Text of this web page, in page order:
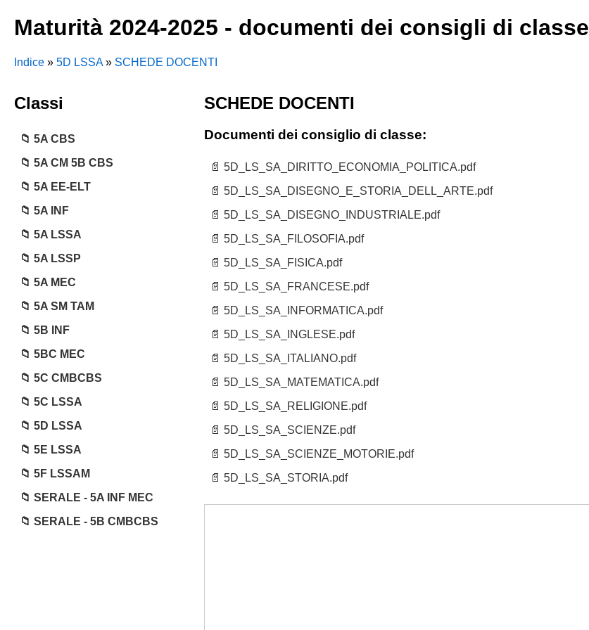
Maturità 2024-2025 - documenti dei consigli di classe
Indice » 5D LSSA» SCHEDE DOCENTI
Classi
5A CBS
5A CM 5B CBS
5A EE-ELT
5A INF
5A LSSA
5A LSSP
5A MEC
5A SM TAM
5B INF
5BC MEC
5C CMBCBS
5C LSSA
5D LSSA
5E LSSA
5F LSSAM
SERALE - 5A INF MEC
SERALE - 5B CMBCBS
SCHEDE DOCENTI
Documenti dei consiglio di classe:
5D_LS_SA_DIRITTO_ECONOMIA_POLITICA.pdf
5D_LS_SA_DISEGNO_E_STORIA_DELL_ARTE.pdf
5D_LS_SA_DISEGNO_INDUSTRIALE.pdf
5D_LS_SA_FILOSOFIA.pdf
5D_LS_SA_FISICA.pdf
5D_LS_SA_FRANCESE.pdf
5D_LS_SA_INFORMATICA.pdf
5D_LS_SA_INGLESE.pdf
5D_LS_SA_ITALIANO.pdf
5D_LS_SA_MATEMATICA.pdf
5D_LS_SA_RELIGIONE.pdf
5D_LS_SA_SCIENZE.pdf
5D_LS_SA_SCIENZE_MOTORIE.pdf
5D_LS_SA_STORIA.pdf